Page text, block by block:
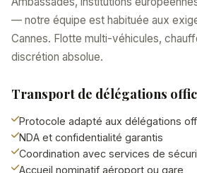
— notre équipe est habituée aux
Cannes. Flotte multi-véhicules,
discrétion absolue.
Transport de délégations
Protocole adapté aux délégations
NDA et confidentialité garantis
Coordination avec services de
Accueil nominatif aéroport ou gare